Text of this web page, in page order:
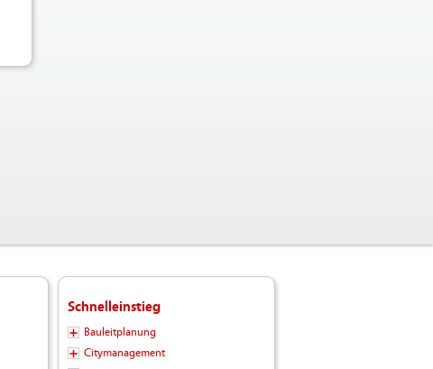
Schnelleinstieg
Bauleitplanung
Citymanagement